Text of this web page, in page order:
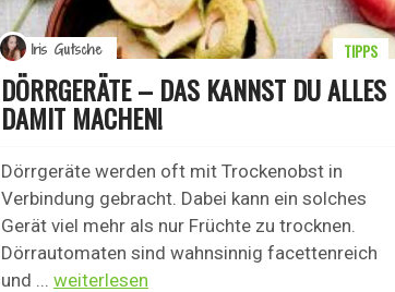
DÖRRGERÄTE – DAS KANNST DU ALLES
DAMIT MACHEN!
Dörrgeräte werden oft mit Trockenobst in
Verbindung gebracht. Dabei kann ein solches
Gerät viel mehr als nur Früchte zu trocknen.
Dörrautomaten sind wahnsinnig facettenreich
und ... weiterlesen
TIPPS
Iris Gutsche